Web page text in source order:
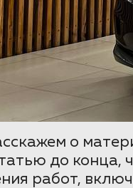
о
до конца,
работ,